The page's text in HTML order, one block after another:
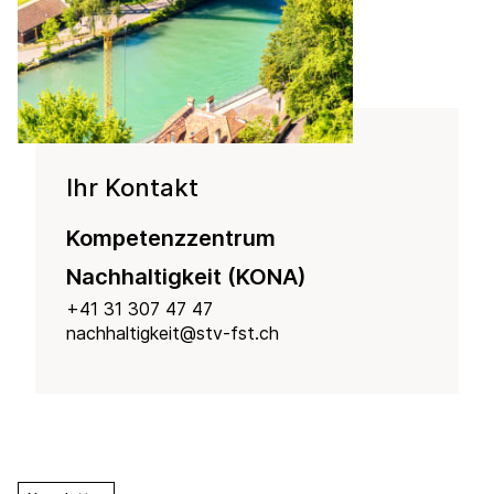
Ihr Kontakt
Kompetenzzentrum
Nachhaltigkeit (KONA)
+41 31 307 47 47
nachhaltigkeit@stv-fst.ch